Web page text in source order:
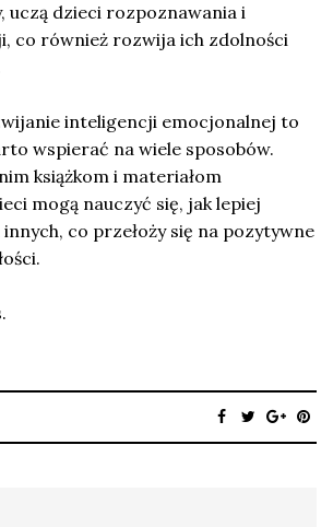
uczą dzieci rozpoznawania i
co również rozwija ich zdolności
inteligencji emocjonalnej to
wspierać na wiele sposobów.
książkom i materiałom
mogą nauczyć się, jak lepiej
co przełoży się na pozytywne